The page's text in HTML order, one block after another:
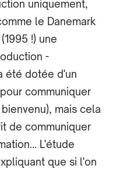
uniquement,
le Danemark
!) une
-
été dotée d'un
communiquer
mais cela
de communiquer
L'étude
que si l'on